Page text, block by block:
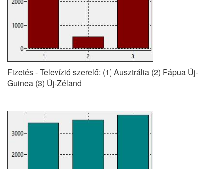
Fizetés - Televízió szerelő: (1) Ausztrália (2) Pápua Új-
Guinea (3) Új-Zéland